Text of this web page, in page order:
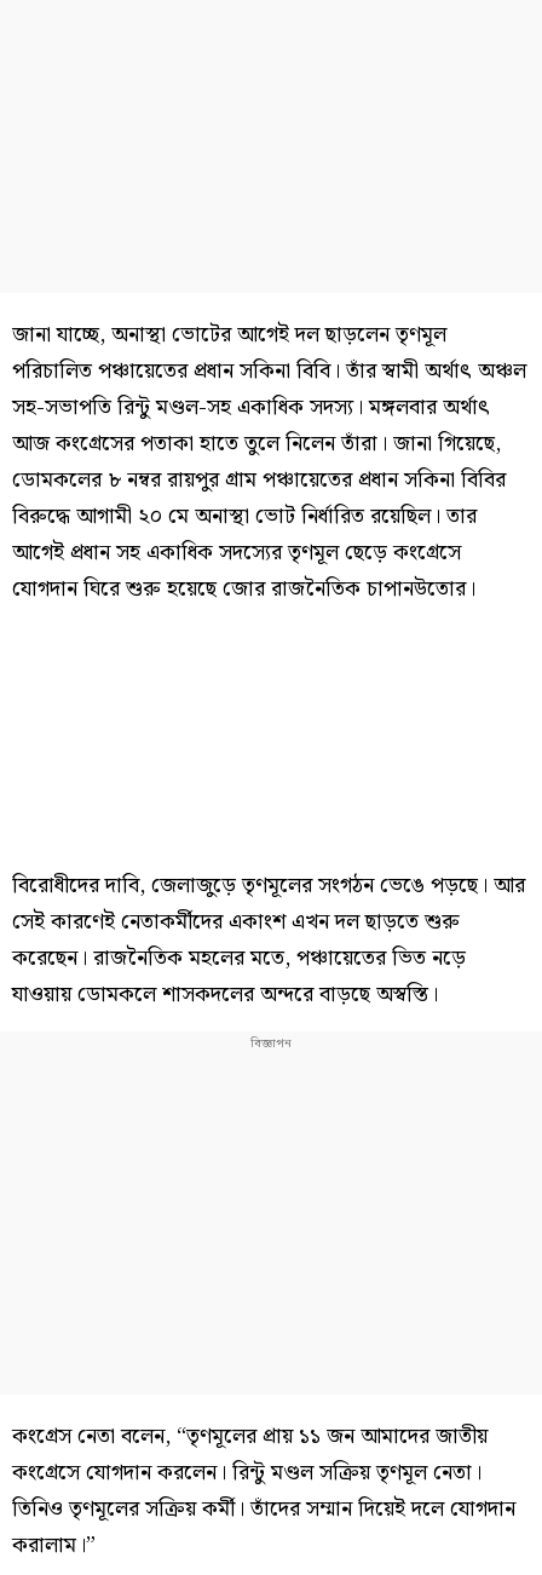
জানা যাচ্ছে, অনাস্থা ভোটের আগেই দল ছাড়লেন তৃণমূল
পরিচালিত পঞ্চায়েতের প্রধান সকিনা বিবি। তাঁর স্বামী অর্থাৎ অঞ্চল
সহ-সভাপতি রিন্টু মণ্ডল-সহ একাধিক সদস্য। মঙ্গলবার অর্থাৎ
আজ কংগ্রেসের পতাকা হাতে তুলে নিলেন তাঁরা। জানা গিয়েছে,
ডোমকলের ৮ নম্বর রায়পুর গ্রাম পঞ্চায়েতের প্রধান সকিনা বিবির
বিরুদ্ধে আগামী ২০ মে অনাস্থা ভোট নির্ধারিত রয়েছিল। তার
আগেই প্রধান সহ একাধিক সদস্যের তৃণমূল ছেড়ে কংগ্রেসে
যোগদান ঘিরে শুরু হয়েছে জোর রাজনৈতিক চাপানউতোর।
বিরোধীদের দাবি, জেলাজুড়ে তৃণমূলের সংগঠন ভেঙে পড়ছে। আর
সেই কারণেই নেতাকর্মীদের একাংশ এখন দল ছাড়তে শুরু
করেছেন। রাজনৈতিক মহলের মতে, পঞ্চায়েতের ভিত নড়ে
যাওয়ায় ডোমকলে শাসকদলের অন্দরে বাড়ছে অস্বস্তি।
কংগ্রেস নেতা বলেন, “তৃণমূলের প্রায় ১১ জন আমাদের জাতীয়
কংগ্রেসে যোগদান করলেন। রিন্টু মণ্ডল সক্রিয় তৃণমূল নেতা।
তিনিও তৃণমূলের সক্রিয় কর্মী। তাঁদের সম্মান দিয়েই দলে যোগদান
করালাম।”